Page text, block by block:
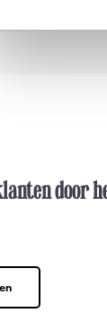
door